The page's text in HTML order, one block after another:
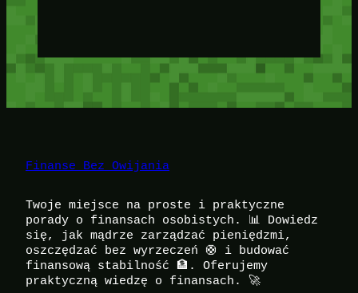
Finanse Bez Owijania
Twoje miejsce na proste i praktyczne
porady o finansach osobistych. 📊 Dowiedz
się, jak mądrze zarządzać pieniędzmi,
oszczędzać bez wyrzeczeń 🛟 i budować
finansową stabilność 🏦. Oferujemy
praktyczną wiedzę o finansach. 🚀